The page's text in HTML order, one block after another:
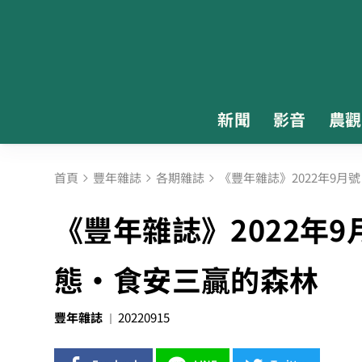
新聞 影音 農
首頁 豐年雜誌 各期雜誌 《豐年雜誌》2022年9
《豐年雜誌》2022
態·食安三贏的森林
豐年雜誌 20220915